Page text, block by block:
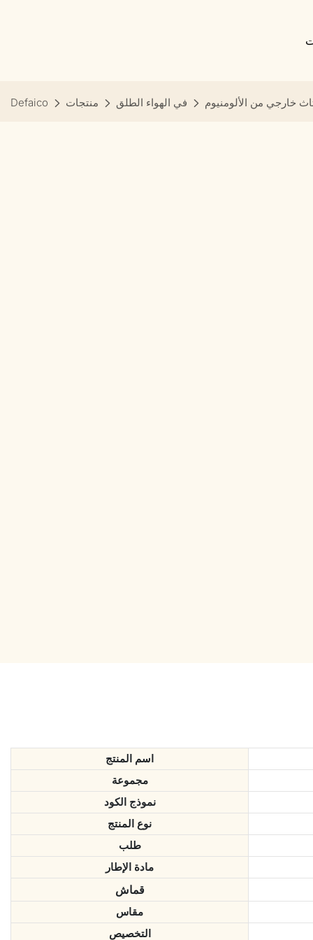
Defaico منتجات في الهواء الطلق خارجي من الألومنيوم
اسم المنتج
مجموعة
نموذج الكود
نوع المنتج
طلب
مادة الإطار
قماش
مقاس
التخصيص